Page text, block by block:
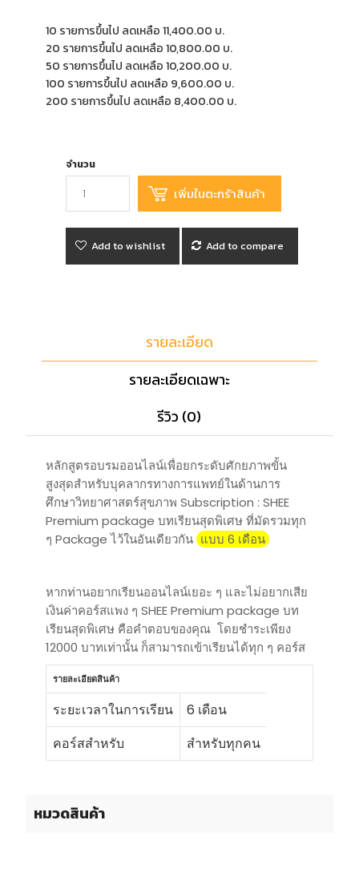
หมวดสินค้า
10 รายการขึ้นไป ลดเหลือ 11,400.00 บ.
20 รายการขึ้นไป ลดเหลือ 10,800.00 บ.
50 รายการขึ้นไป ลดเหลือ 10,200.00 บ.
100 รายการขึ้นไป ลดเหลือ 9,600.00 บ.
200 รายการขึ้นไป ลดเหลือ 8,400.00 บ.
จำนวน
Add to wishlist Add to compare
รายละเอียด
รายละเอียดเฉพาะ
รีวิว (0)
หลักสูตรอบรมออนไลน์เพื่อยกระดับศักยภาพขั้น
สูงสุดสำหรับบุคลากรทางการแพทย์ในด้านการ
ศึกษาวิทยาศาสตร์สุขภาพ Subscription : SHEE
Premium package บทเรียนสุดพิเศษ ที่มัดรวมทุก
ๆ Package ไว้ในอันเดียวกัน แบบ 6 เดือน
หากท่านอยากเรียนออนไลน์เยอะ ๆ และไม่อยากเสีย
เงินค่าคอร์สแพง ๆ SHEE Premium package บท
เรียนสุดพิเศษ คือคำตอบของคุณ โดยชำระเพียง
12000 บาทเท่านั้น ก็สามารถเข้าเรียนได้ทุก ๆ คอร์ส
รายละเอียดสินค้า
ระยะเวลาในการเรียน
6 เดือน
คอร์สสำหรับ
สำหรับทุกคน